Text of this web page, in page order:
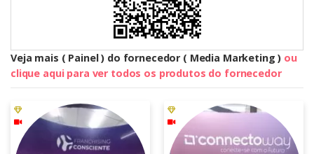
Veja mais ( Painel ) do fornecedor ( Media Marketing ) ou
clique aqui para ver todos os produtos do fornecedor